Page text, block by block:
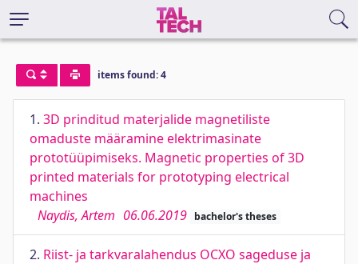
items found: 4
1. 3D prinditud materjalide magnetiliste
omaduste määramine elektrimasinate
prototüüpimiseks. Magnetic properties of 3D
printed materials for prototyping electrical
machines
Naydis, Artem 06.06.2019 bachelor's theses
2. Riist- ja tarkvaralahendus OCXO sageduse ja